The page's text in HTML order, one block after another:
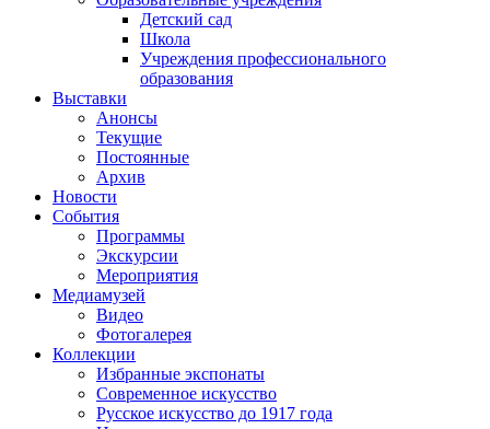
Детский сад
Школа
Учреждения профессионального
образования
Выставки
Анонсы
Текущие
Постоянные
Архив
Новости
События
Программы
Экскурсии
Мероприятия
Медиамузей
Видео
Фотогалерея
Коллекции
Избранные экспонаты
Современное искусство
Русское искусство до 1917 года